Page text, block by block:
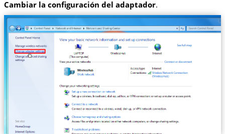
Cambiar la configuración del adaptador.